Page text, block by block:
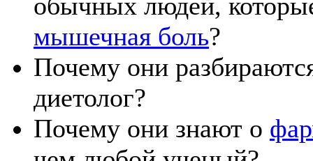
мышечная боль?
Почему они
диетолог?
Почему они знают о